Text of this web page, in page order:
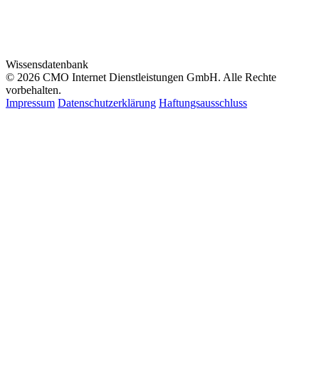
Wissensdatenbank
© 2026 CMO Internet Dienstleistungen GmbH. Alle Rechte
vorbehalten.
Impressum Datenschutzerklärung Haftungsausschluss